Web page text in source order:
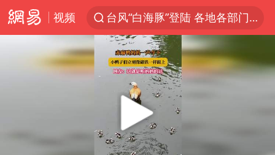
视频
台风“白海豚”登陆 各地各部门全力应对
部分银行上调存款利率
小沈阳加盟《披荆斩棘》
新疆生产建设兵团生态环境局原局长被查
朱一龙的鼻子怎么了
国乒连续两站无缘冠军